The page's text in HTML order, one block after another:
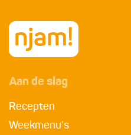
Aan de slag
Recepten
Weekmenu's